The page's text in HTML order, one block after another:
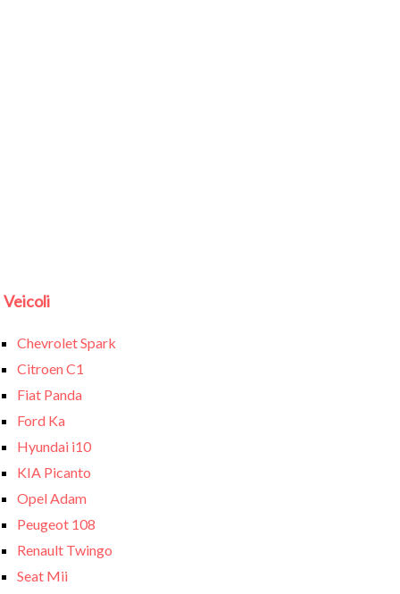
Veicoli
Chevrolet Spark
Citroen C1
Fiat Panda
Ford Ka
Hyundai i10
KIA Picanto
Opel Adam
Peugeot 108
Renault Twingo
Seat Mii